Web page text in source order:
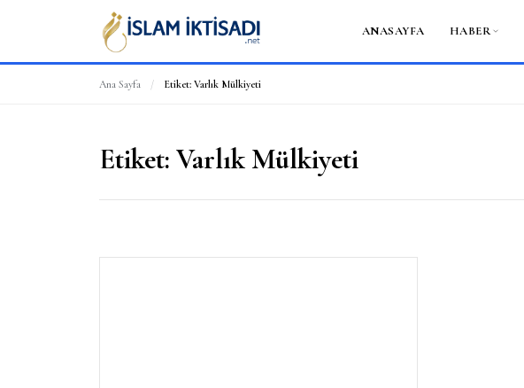
ANASAYFA HABER
Ana Sayfa / Etiket: Varlık Mülkiyeti
Etiket: Varlık Mülkiyeti